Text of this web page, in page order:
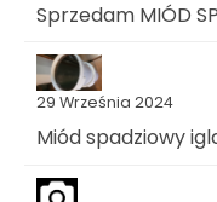
Sprzedam MIÓD
29 Września 2024
Miód spadziowy